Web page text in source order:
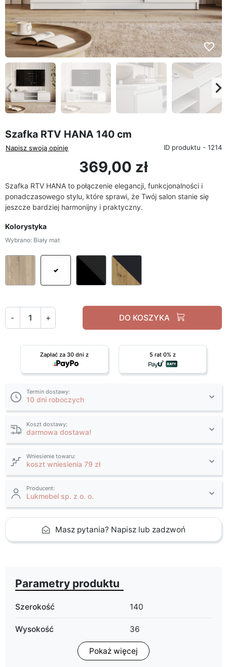
favorite_border
Poprzedni
Szafka RTV HANA 140 cm
Napisz swoją opinię ID produktu - 1214
369,00 zł
Szafka RTV HANA to połączenie elegancji, funkcjonalności i
ponadczasowego stylu, które sprawi, że Twój salon stanie się
jeszcze bardziej harmonijny i praktyczny.
Kolorystyka
Wybrano: Biały mat
Dąb sonomaBiały mat Czarny / czarny mat
- + DO KOSZYKA
Zapłać za 30 dni z 5 rat 0% z
Termin dostawy:
10 dni roboczych
Koszt dostawy:
darmowa dostawa!
Wniesienie towaru:
koszt wniesienia 79 zł
Producent:
Lukmebel sp. z o. o.
Masz pytania? Napisz lub zadzwoń
Parametry produktu
Szerokość 140
Wysokość 36
40
Pokaż więcej